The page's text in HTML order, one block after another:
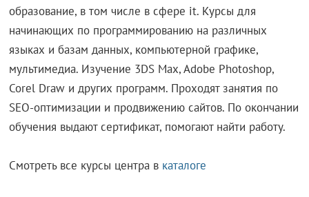
образование, в том числе в сфере it. Курсы для
начинающих по программированию на различных
языках и базам данных, компьютерной графике,
мультимедиа. Изучение 3DS Max, Adobe Photoshop,
Corel Draw и других программ. Проходят занятия по
SEO-оптимизации и продвижению сайтов. По окончании
обучения выдают сертификат, помогают найти работу.
Смотреть все курсы центра в каталоге